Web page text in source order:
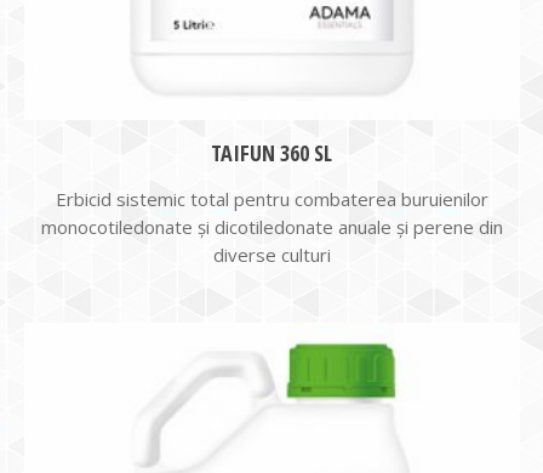
TAIFUN 360 SL
Erbicid sistemic total pentru combaterea buruienilor
monocotiledonate și dicotiledonate anuale și perene din
diverse culturi